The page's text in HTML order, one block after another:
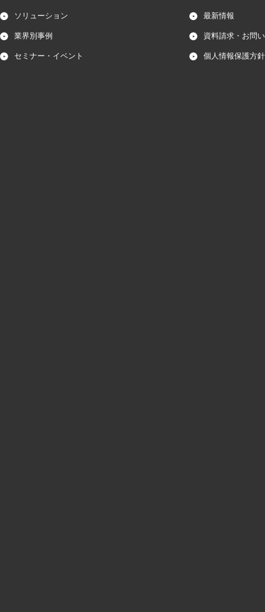
ソリューション
業界別事例
セミナー・イベント
最新情報
資料請求・お問
個人情報保護方針